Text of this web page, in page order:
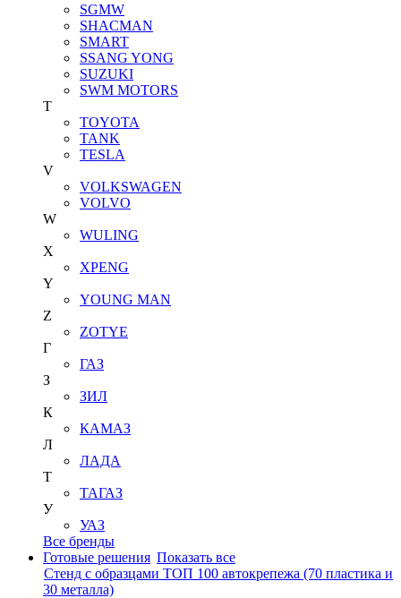
SGMW
SHACMAN
SMART
SSANG YONG
SUZUKI
SWM MOTORS
T
TOYOTA
TANK
TESLA
V
VOLKSWAGEN
VOLVO
W
WULING
X
XPENG
Y
YOUNG MAN
Z
ZOTYE
Г
ГАЗ
З
ЗИЛ
К
КАМАЗ
Л
ЛАДА
Т
ТАГАЗ
У
УАЗ
Все бренды
Готовые решения Показать все
Стенд с образцами ТОП 100 автокрепежа (70 пластика и
30 металла)